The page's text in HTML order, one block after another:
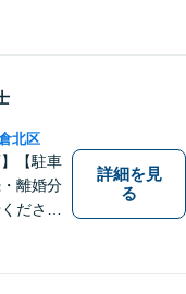
人が抱
ります
くださ
】
北区
【駐車
離婚分
ださ
ターか
詳細を見
る